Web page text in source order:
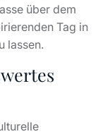
über dem
Tag in
lassen.